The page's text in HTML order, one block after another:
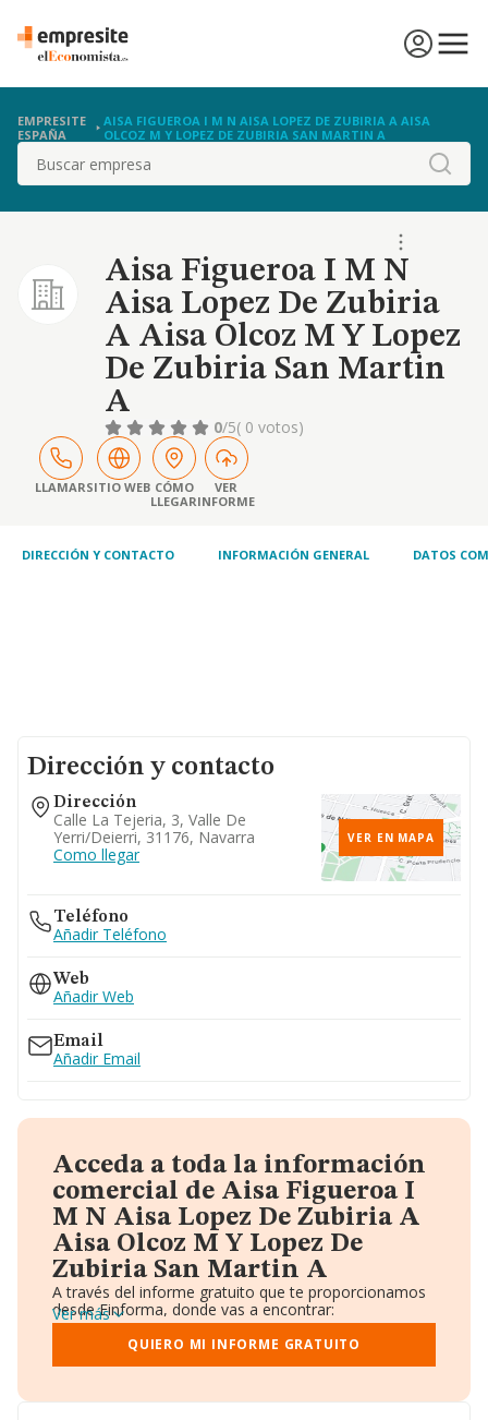
EMPRESITE
ESPAÑA
AISA FIGUEROA I M N AISA LOPEZ DE ZUBIRIA A AISA
OLCOZ M Y LOPEZ DE ZUBIRIA SAN MARTIN A
Buscar
Aisa Figueroa I M N
Aisa Lopez De Zubiria
A Aisa Olcoz M Y Lopez
De Zubiria San Martin
A
0/5( 0 votos)
LLAMARSITIO WEB CÓMO
LLEGAR
VER
INFORME
DIRECCIÓN Y CONTACTO INFORMACIÓN GENERAL DATOS
Dirección y contacto
Dirección
Calle La Tejeria, 3, Valle De
Yerri/deierri, 31176, Navarra
Como llegar
VER EN MAPA
Teléfono
Añadir Teléfono
Web
Añadir Web
Email
Añadir Email
Acceda a toda la información
comercial de Aisa Figueroa I
M N Aisa Lopez De Zubiria A
Aisa Olcoz M Y Lopez De
Zubiria San Martin A
A través del informe gratuito que te proporcionamos
desde Einforma, donde vas a encontrar:
Datos identificativos: Denominación, CIF,
Teléfono, Domicilio.
Informe Mercantil Completo (BORME).
Ver más
QUIERO MI INFORME GRATUITO